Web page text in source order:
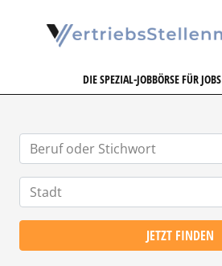
DIE SPEZIAL-JOBBÖRSE FÜR
JETZT FINDEN